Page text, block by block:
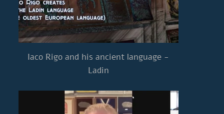
Iaco Rigo and his ancient language -
Ladin